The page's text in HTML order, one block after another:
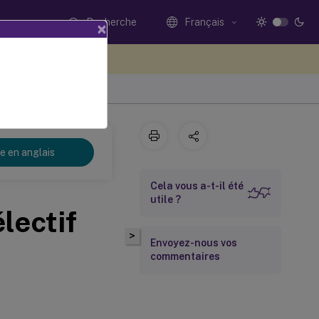
Recherche Français
en anglais
>
Cela vous a-t-il été
utile ?
Envoyez-nous vos
commentaires
×